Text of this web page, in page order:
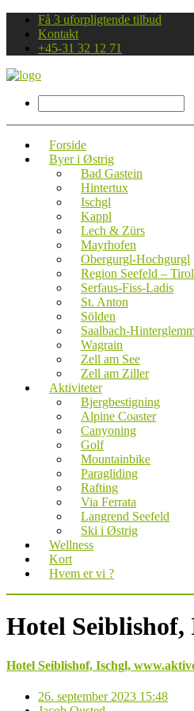
Få 3 uforpligtende tilbud
Kontakt
+45-31 32 12 71
Forside
Byer i Østrig
Bad Gastein
Hintertux
Ischgl
Kappl
Lech & Zürs
Mayrhofen
Obergurgl-Hochgurgl
Region Seefeld –
Serfaus-Fiss-Ladis
St. Anton
Sölden
Saalbach-
Wagrain
Zell am See
Zell am Ziller
Aktiviteter
Bjergbestigning
Alpine Coaster
Canyoning
Golf
Mountainbike
Paragliding
Rafting
Via Ferrata
Langrend Seefeld
Ski i Østrig
Wellness
Kort
Hvem er vi ?
Hotel
Hotel Seiblishof, Ischgl,
26. september 2023 15:48